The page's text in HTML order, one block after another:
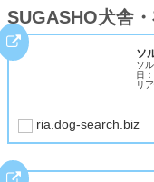
SUGASHO犬舎
ソ
ソ
日
リ
ria.dog-search.biz